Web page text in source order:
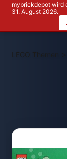
mybrickdepot wird
31. August 2026.
LEGO Themen >